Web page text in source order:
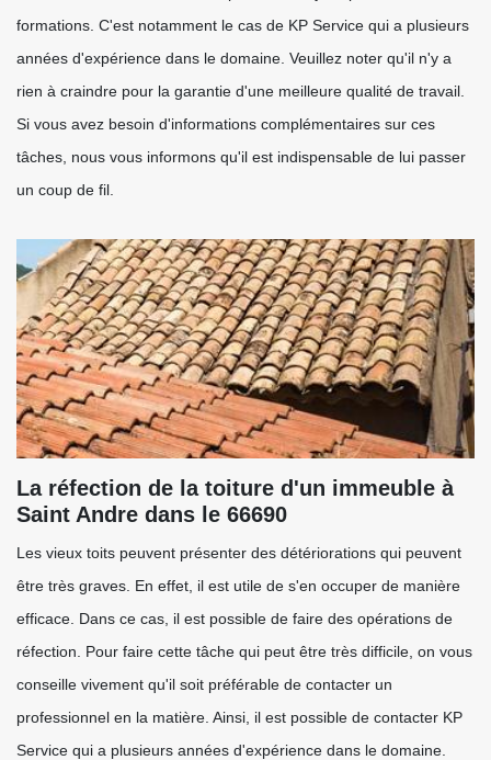
formations. C'est notamment le cas de KP Service qui a plusieurs
années d'expérience dans le domaine. Veuillez noter qu'il n'y a
rien à craindre pour la garantie d'une meilleure qualité de travail.
Si vous avez besoin d'informations complémentaires sur ces
tâches, nous vous informons qu'il est indispensable de lui passer
un coup de fil.
La réfection de la toiture d'un immeuble à
Saint Andre dans le 66690
Les vieux toits peuvent présenter des détériorations qui peuvent
être très graves. En effet, il est utile de s'en occuper de manière
efficace. Dans ce cas, il est possible de faire des opérations de
réfection. Pour faire cette tâche qui peut être très difficile, on vous
conseille vivement qu'il soit préférable de contacter un
professionnel en la matière. Ainsi, il est possible de contacter KP
Service qui a plusieurs années d'expérience dans le domaine.